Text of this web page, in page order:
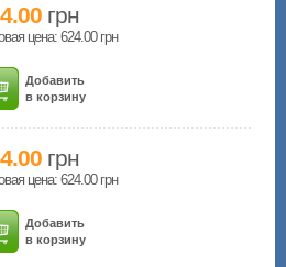
грн
цена: 624.00 грн
Добавить
в корзину
грн
цена: 624.00 грн
Добавить
в корзину